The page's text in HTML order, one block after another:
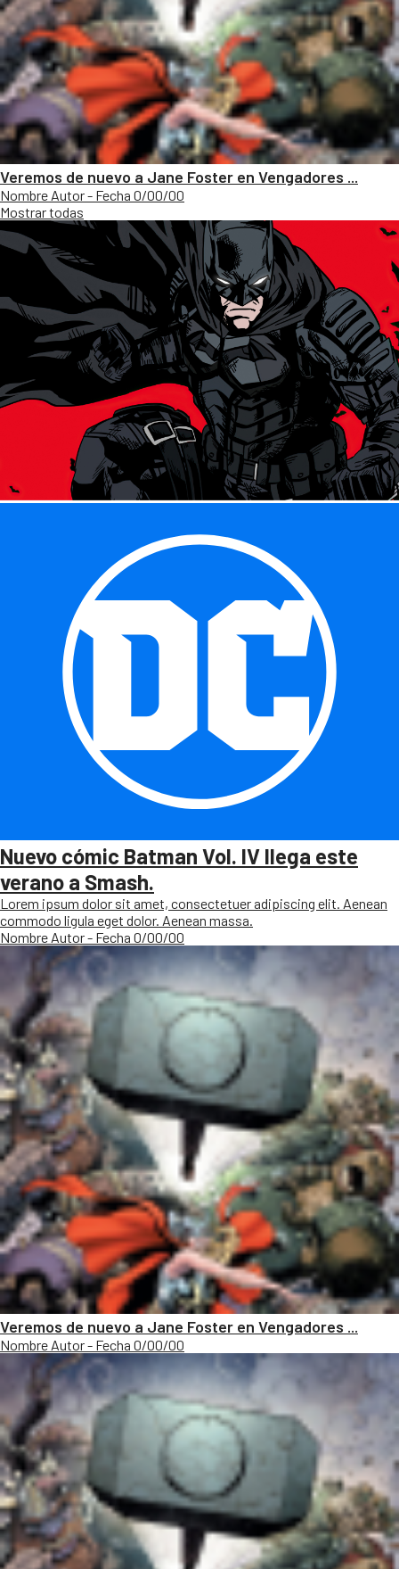
Veremos de nuevo a Jane Foster en Vengadores ...
Nombre Autor - Fecha 0/00/00
Mostrar todas
Nuevo cómic Batman Vol. IV llega este
verano a Smash.
Lorem ipsum dolor sit amet, consectetuer adipiscing elit. Aenean
commodo ligula eget dolor. Aenean massa.
Nombre Autor - Fecha 0/00/00
Veremos de nuevo a Jane Foster en Vengadores ...
Nombre Autor - Fecha 0/00/00